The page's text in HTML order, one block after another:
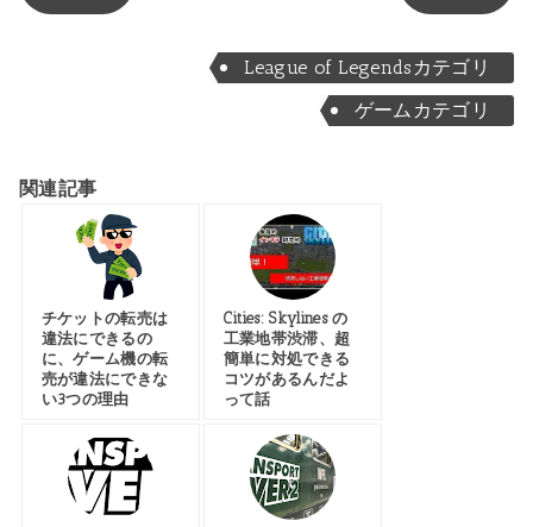
League of Legendsカテゴリ
ゲームカテゴリ
関連記事
チケットの転売は
違法にできるの
に、ゲーム機の転
売が違法にできな
い3つの理由
Cities: Skylines の
工業地帯渋滞、超
簡単に対処できる
コツがあるんだよ
って話